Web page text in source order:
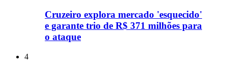
Cruzeiro explora mercado 'esquecido'
e garante trio de R$ 371 milhões para
o ataque
4